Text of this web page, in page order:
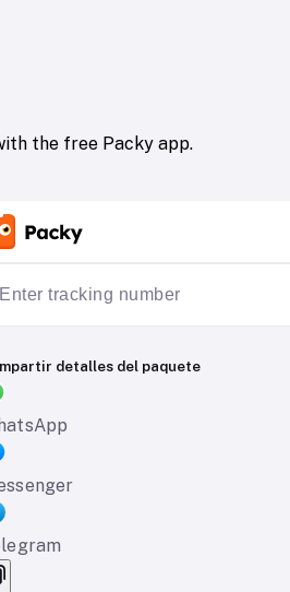
the free Packy app.
detalles del paquete